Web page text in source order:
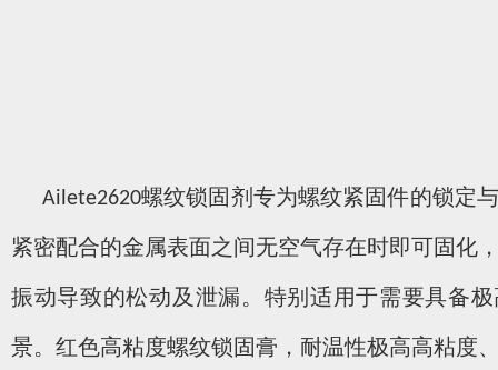
Ailete2620螺纹锁固剂专为螺纹紧固件的锁定
紧密配合的金属表面之间无空气存在时即可固化
振动导致的松动及泄漏。特别适用于需要具备
景。 红色高粘度螺纹锁固膏，耐温性极高高粘度